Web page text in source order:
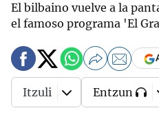
El bilbaino vuelve a la
el famoso programa 'El
Itzuli Entzun